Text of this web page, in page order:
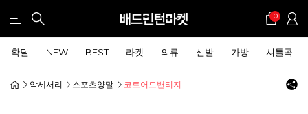
0
확딜 NEW BEST 라켓 의류 신발 가방 셔틀콕
악세서리 스포츠양말 코트어드밴티지